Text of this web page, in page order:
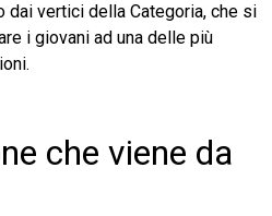
vertici della Categoria, che si
i giovani ad una delle più
che viene da